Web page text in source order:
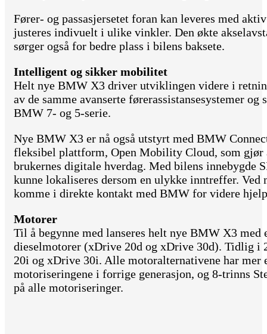
Fører- og passasjersetet foran kan leveres med
justeres indivuelt i ulike vinkler. Den økte
sørger også for bedre plass i bilens baksete.
Intelligent og sikker mobilitet
Helt nye BMW X3 driver utviklingen videre i
av de samme avanserte førerassistansesystemer
BMW 7- og 5-serie.
Nye BMW X3 er nå også utstyrt med BMW
fleksibel plattform, Open Mobility Cloud, som gjør
brukernes digitale hverdag. Med bilens innebygde
kunne lokaliseres dersom en ulykke inntreffer.
komme i direkte kontakt med BMW for videre
Motorer
Til å begynne med lanseres helt nye BMW X3
dieselmotorer (xDrive 20d og xDrive 30d). Tidlig i
20i og xDrive 30i. Alle motoralternativene har
motoriseringene i forrige generasjon, og 8-trinns
på alle motoriseringer.